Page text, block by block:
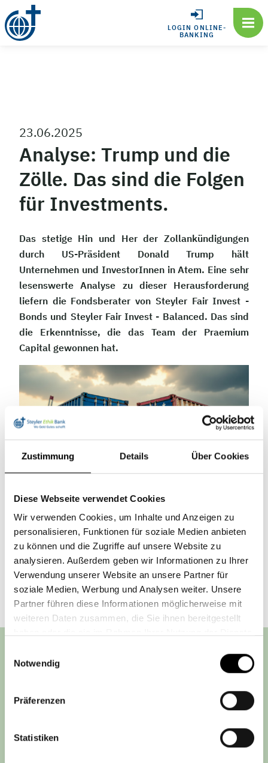
Zustimmung Details Über Cookies
Diese Webseite verwendet Cookies
Wir verwenden Cookies, um Inhalte und Anzeigen zu
personalisieren, Funktionen für soziale Medien anbieten
zu können und die Zugriffe auf unsere Website zu
analysieren. Außerdem geben wir Informationen zu Ihrer
Verwendung unserer Website an unsere Partner für
soziale Medien, Werbung und Analysen weiter. Unsere
Partner führen diese Informationen möglicherweise mit
weiteren Daten zusammen, die Sie ihnen bereitgestellt
Notwendig
Präferenzen
Statistiken
LOGIN ONLINE-
BANKING
23.06.2025
Analyse: Trump und die
Zölle. Das sind die Folgen
für Investments.
Das stetige Hin und Her der Zollankündigungen
durch US-Präsident Donald Trump hält
Unternehmen und InvestorInnen in Atem. Eine sehr
lesenswerte Analyse zu dieser Herausforderung
liefern die Fondsberater von Steyler Fair Invest -
Bonds und Steyler Fair Invest - Balanced. Das sind
die Erkenntnisse, die das Team der Praemium
Capital gewonnen hat.
Steyler Fair Invest
AGB